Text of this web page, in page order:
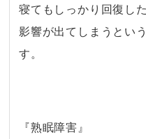
寝てもしっかり回復し
影響が出てしまうとい
す。
『熟眠障害』